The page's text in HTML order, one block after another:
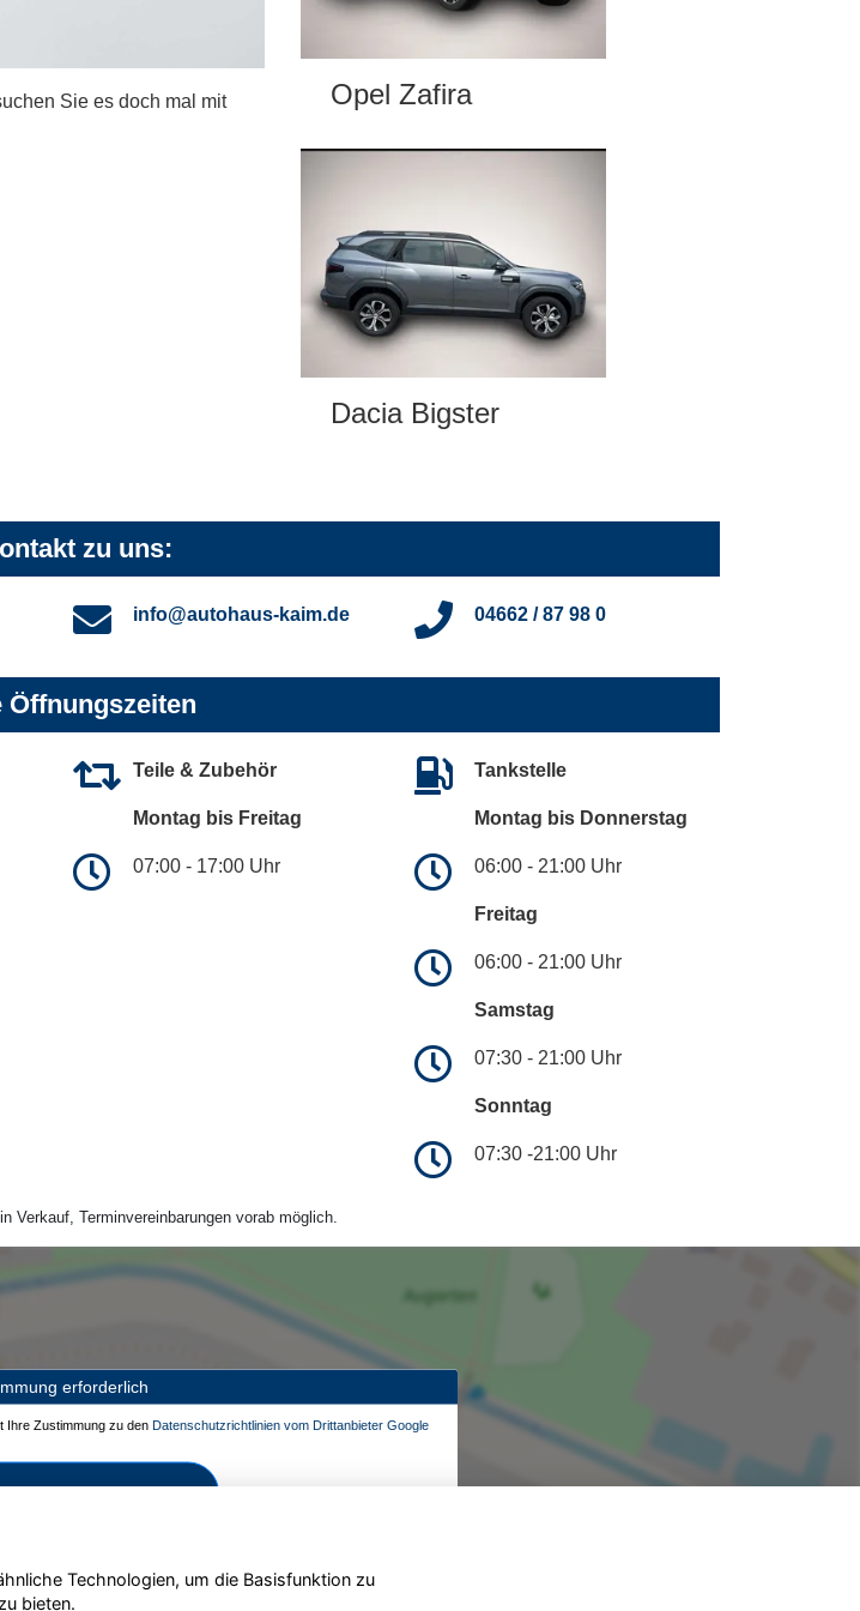
Sie es doch mal mit
Opel Zafira
Dacia Bigster
zu uns:
info@autohaus-kaim.de 04662 / 87 98 0
Öffnungszeiten
Teile & Zubehör
Montag bis Freitag
07:00 - 17:00 Uhr
Tankstelle
Montag bis Donnerstag
06:00 - 21:00 Uhr
Freitag
06:00 - 21:00 Uhr
Samstag
07:30 - 21:00 Uhr
Sonntag
07:30 -21:00 Uhr
Verkauf, Terminvereinbarungen vorab möglich.
erforderlich
Ihre Zustimmung zu den Datenschutzrichtlinien vom Drittanbieter Google
und aktivieren
Technologien, um die Basisfunktion zu
bieten.